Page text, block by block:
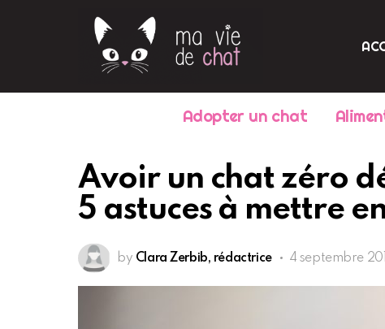
Adopter un chat
Avoir un chat zéro
5 astuces à mettre
by Clara Zerbib, rédactrice 4 septembre